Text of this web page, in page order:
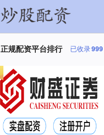
正规配资平台排行 已收录999